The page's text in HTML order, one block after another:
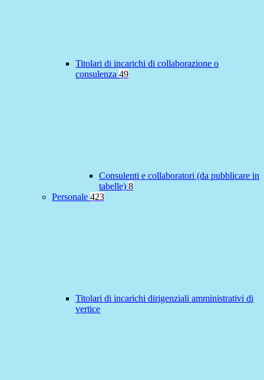
Titolari di incarichi di collaborazione o
consulenza 49
Consulenti e collaboratori (da pubblicare in
tabelle) 8
Personale 423
Titolari di incarichi dirigenziali amministrativi di
vertice